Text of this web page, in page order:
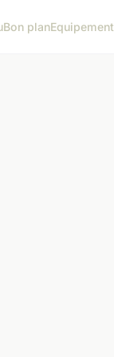
Bon planEquipement